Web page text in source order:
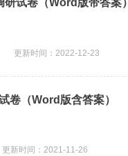
试卷（Word版带答案）
更新时间：2022-12-23
卷（Word版含答案）
更新时间：2021-11-26